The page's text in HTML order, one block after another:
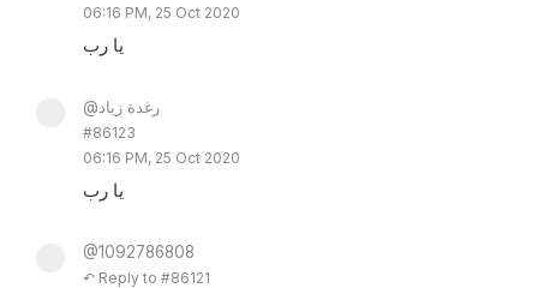
06:16 PM, 25 Oct 2020
يا رب
@رغدة زياد
#86123
06:16 PM, 25 Oct 2020
يا رب
@1092786808
↶ Reply to #86121